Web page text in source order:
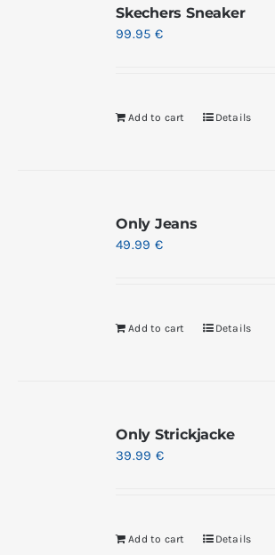
Skechers Sneaker
99.95 €
Add to cart Details
Only Jeans
49.99 €
Add to cart Details
Only Strickjacke
39.99 €
Add to cart Details